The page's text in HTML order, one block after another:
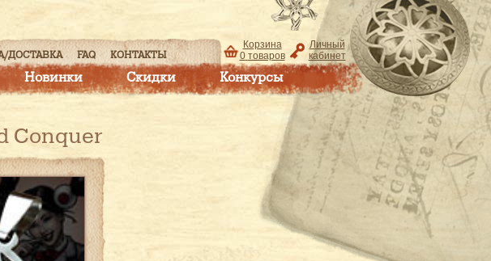
ДОСТАВКА FAQ КОНТАКТЫ
Новинки Скидки Конкурсы
Корзина
0 товаров
Личный
кабинет
Conquer